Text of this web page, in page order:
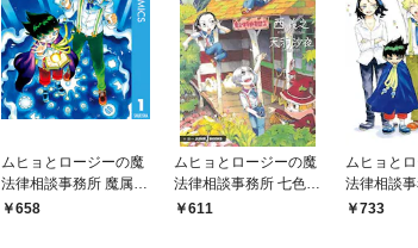
ムヒョとロージーの魔
法律相談事務所 魔属魔
具師編 1
658
ムヒョとロージーの魔
法律相談事務所 七色の
魔声611
ムヒョと
法律相談事
家たちの休
733